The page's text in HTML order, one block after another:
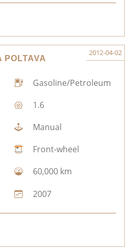
POLTAVA
2012-04-02
Gasoline/Petroleum
1.6
Manual
Front-wheel
60,000 km
2007